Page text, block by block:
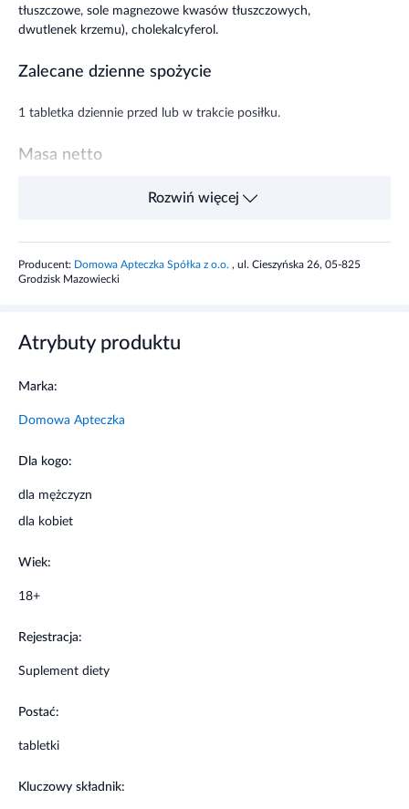
tłuszczowe, sole magnezowe kwasów tłuszczowych,
dwutlenek krzemu), cholekalcyferol.
Zalecane dzienne spożycie
1 tabletka dziennie przed lub w trakcie posiłku.
Masa netto
Ostrzeżenia dotyczące bezpieczeństwa
Nie należy przekraczać zalecanej dziennej porcji.
Suplement diety jest środkiem spożywczym,
którego celem jest uzupełnienie normalnej diety.
Dla utrzymania prawidłowego stanu zdrowia należy
stosować zróżnicowaną dietę i prowadzić zdrowy
Przechowywać w sposób niedostępny dla małych
dzieci
Rozwiń więcej
Producent: Domowa Apteczka Spółka z o.o. , ul. Cieszyńska 26, 05-825
Grodzisk Mazowiecki
Atrybuty produktu
Marka:
Domowa Apteczka
Dla kogo:
dla mężczyzn
dla kobiet
Wiek:
18+
Rejestracja:
Suplement diety
Postać:
tabletki
Kluczowy składnik: